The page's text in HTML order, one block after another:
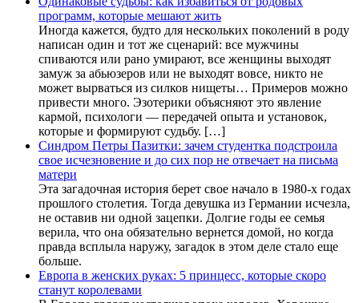
программ, которые мешают жить
Иногда кажется, будто для нескольких поколений в роду
написан один и тот же сценарий: все мужчины
спиваются или рано умирают, все женщины выходят
замуж за абьюзеров или не выходят вовсе, никто не
может вырваться из силков нищеты… Примеров можно
привести много. Эзотерики объясняют это явление
кармой, психологи — передачей опыта и установок,
которые и формируют судьбу. […]
Синдром Петры Пазитки: зачем студентка подстроила
свое исчезновение и до сих пор не отвечает на письма
матери
Эта загадочная история берет свое начало в 1980-х годах
прошлого столетия. Тогда девушка из Германии исчезла,
не оставив ни одной зацепки. Долгие годы ее семья
верила, что она обязательно вернется домой, но когда
правда всплыла наружу, загадок в этом деле стало еще
больше.
Европа в женских руках: 5 принцесс, которые скоро
станут королевами